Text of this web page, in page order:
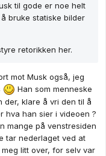
til gode er noe helt
bruke statiske bilder
retorikken her.
mot Musk også, jeg
Han som menneske
der, klare å vri den til å
hva han sier i videoen ?
mange på venstresiden
tar nederlaget ved at
litt over, for selv var